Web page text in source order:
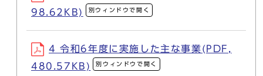
98.62KB)
別ウィンドウで開く
4 令和6年度に実施した主な事業(PDF,
480.57KB)
別ウィンドウで開く